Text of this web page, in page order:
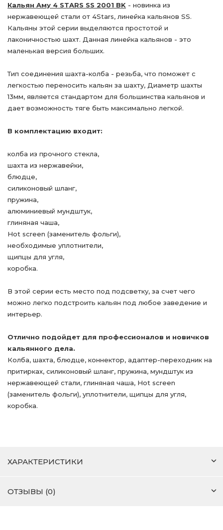
Кальян Aму 4 STARS SS 2001 BK - новинка из
нержавеющей стали от 4Stars, линейка кальянов SS.
Кальяны этой серии выделяются простотой и
лаконичностью шахт. Данная линейка кальянов - это
маленькая версия больших.
Тип соединения шахта-колба - резьба, что поможет с
легкостью переносить кальян за шахту, Диаметр шахты
13мм, является стандартом для большинства кальянов и
дает возможность тяге быть максимально легкой.
В комплектацию входит:
колба из прочного стекла,
шахта из нержавейки,
блюдце,
силиконовый шланг,
пружина,
алюминиевый мундштук,
глиняная чаша,
Hot screen (заменитель фольги),
необходимые уплотнители,
щипцы для угля,
коробка.
В этой серии есть место под подсветку, за счет чего
можно легко подстроить кальян под любое заведение и
интерьер.
Отлично подойдет для профессионалов и новичков
кальянного дела.
Колба, шахта, блюдце, коннектор, адаптер-переходник на
притирках, силиконовый шланг, пружина, мундштук из
нержавеющей стали, глиняная чаша, Hot screen
(заменитель фольги), уплотнители, щипцы для угля,
коробка.
ХАРАКТЕРИСТИКИ
ОТЗЫВЫ (0)